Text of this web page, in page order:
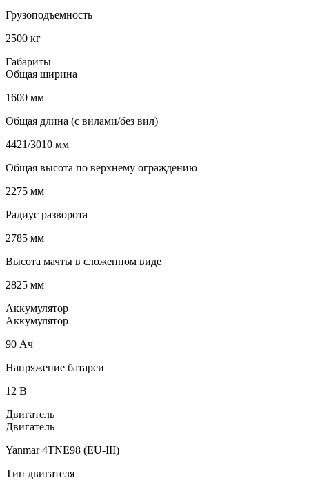
Грузоподъемность
2500 кг
Габариты
Общая ширина
1600 мм
Общая длина (с вилами/без вил)
4421/3010 мм
Общая высота по верхнему ограждению
2275 мм
Радиус разворота
2785 мм
Высота мачты в сложенном виде
2825 мм
Аккумулятор
Аккумулятор
90 Ач
Напряжение батареи
12 B
Двигатель
Двигатель
Yanmar 4TNE98 (EU-III)
Тип двигателя